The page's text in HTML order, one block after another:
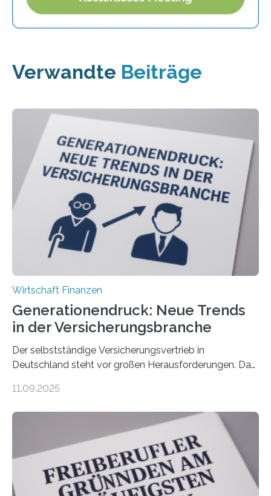
Verwandte Beiträge
Wirtschaft Finanzen
Generationendruck: Neue Trends
in der Versicherungsbranche
Der selbstständige Versicherungsvertrieb in
Deutschland steht vor großen Herausforderungen. Das
Dr. Matthias Beenken und Prof. Dr. Lukas Linnenbrink
Bundesverbands Deutscher Versicherungskaufleute e.V.
durchgeführt haben. Die Studie basiert auf den
Antworten von 1.440 selbstständigen
Versicherungsvertreter*innen und -makler*innen. Ein
Ergebnis: Deutlich mehr als die Hälfte der Befragten ist
11.09.2025